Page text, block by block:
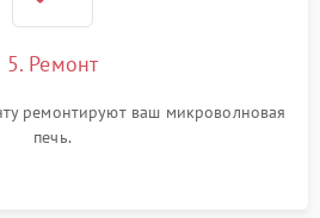
5. Ремонт
ремонтируют ваш микроволновая
печь.